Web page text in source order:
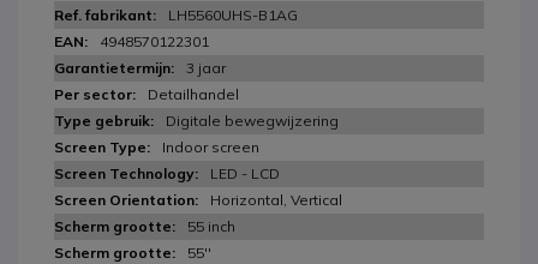
LH5560UHS-B1AG
4948570122301
3 jaar
Detailhandel
Digitale bewegwijzering
Indoor screen
LED - LCD
Horizontal, Vertical
55 inch
55''